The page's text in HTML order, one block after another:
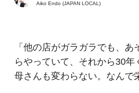
Aiko Endo (JAPAN LOCAL)
「他の店がガラガラでも、
らやっていて、それから30
母さんも変わらない。なんで